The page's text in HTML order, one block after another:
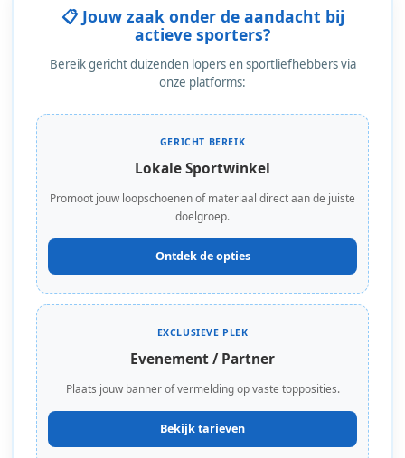
📋 Jouw zaak onder de aandacht bij
actieve sporters?
Bereik gericht duizenden lopers en sportliefhebbers via
onze platforms:
GERICHT BEREIK
Lokale Sportwinkel
Promoot jouw loopschoenen of materiaal direct aan de juiste
doelgroep.
Ontdek de opties
EXCLUSIEVE PLEK
Evenement / Partner
Plaats jouw banner of vermelding op vaste topposities.
Bekijk tarieven